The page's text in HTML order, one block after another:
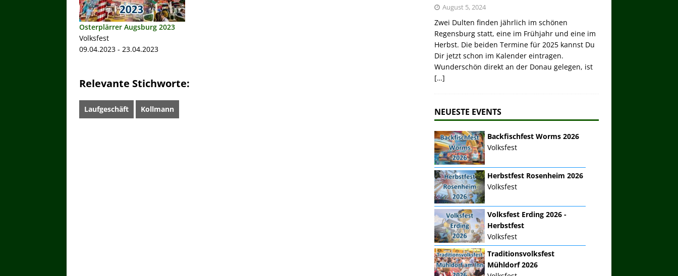
Osterplärrer Augsburg 2023
Volksfest
09.04.2023 - 23.04.2023
Relevante Stichworte:
Laufgeschäft Kollmann
August 5, 2024
Zwei Dulten finden jährlich im schönen
Regensburg statt, eine im Frühjahr und eine im
Herbst. Die beiden Termine für 2025 kannst Du
Dir jetzt schon im Kalender eintragen.
Wunderschön direkt an der Donau gelegen, ist
[…]
NEUESTE EVENTS
Backfischfest Worms 2026
Volksfest
Herbstfest Rosenheim 2026
Volksfest
Volksfest Erding 2026 -
Herbstfest
Volksfest
Traditionsvolksfest
Mühldorf 2026